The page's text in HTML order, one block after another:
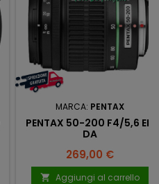
MARCA: PENTAX
PENTAX 50-200 F4/5,6 ED
DA
Prezzo
269,00 €
 Aggiungi al carrello